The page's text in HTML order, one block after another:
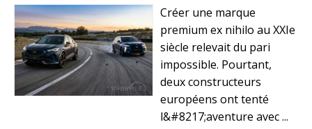
Créer une marque
premium ex nihilo au XXIe
siècle relevait du pari
impossible. Pourtant,
deux constructeurs
européens ont tenté
l&#8217;aventure avec ...